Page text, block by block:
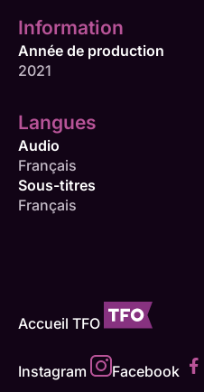
Information
Année de production
2021
Langues
Audio
Français
Sous-titres
Français
Accueil TFO
Instagram Facebook